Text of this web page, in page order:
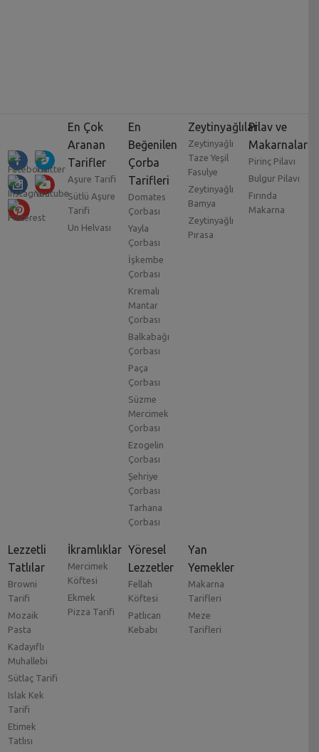
En Çok
Aranan
Tarifler
Aşure Tarifi
Sütlü Aşure
Tarifi
Un Helvası
En
Beğenilen
Çorba
Tarifleri
Domates
Çorbası
Yayla
Çorbası
İşkembe
Çorbası
Kremalı
Mantar
Çorbası
Balkabağı
Çorbası
Paça
Çorbası
Süzme
Mercimek
Çorbası
Ezogelin
Çorbası
Şehriye
Çorbası
Tarhana
Çorbası
Zeytinyağlılar
Zeytinyağlı
Taze Yeşil
Fasulye
Zeytinyağlı
Bamya
Zeytinyağlı
Pırasa
Pilav ve
Makarnalar
Pirinç Pilavı
Bulgur Pilavı
Fırında
Makarna
Lezzetli
Tatlılar
Browni
Tarifi
Mozaik
Pasta
Kadayıflı
Muhallebi
Sütlaç Tarifi
Islak Kek
Tarifi
Etimek
Tatlısı
İkramlıklar
Mercimek
Köftesi
Ekmek
Pizza Tarifi
Yöresel
Lezzetler
Fellah
Köftesi
Patlıcan
Kebabı
Yan
Yemekler
Makarna
Tarifleri
Meze
Tarifleri